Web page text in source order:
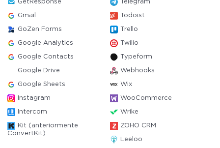
GetResponse Telegram
Gmail Todoist
GoZen Forms Trello
Google Analytics Twilio
Google Contacts Typeform
Google Drive Webhooks
Google Sheets Wix
Instagram WooCommerce
Intercom Wrike
Kit (anteriormente
ConvertKit)
ZOHO CRM
Leeloo